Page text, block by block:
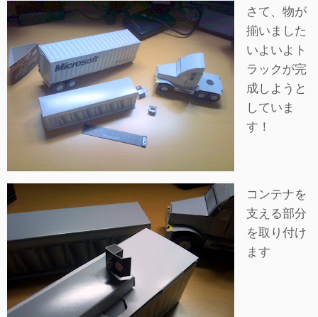
さて、物が
揃いました
いよいよト
ラックが完
成しようと
していま
す！
コンテナを
支える部分
を取り付け
ます